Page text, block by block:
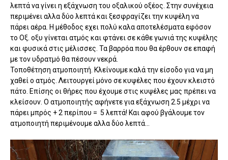
λεπτά να γίνει η εξάχνωση του οξαλικού οξέος. Στην συνέχεια
περιμένει αλλα δύο λεπτά και ξεσφραγίζει την κυψέλη να
πάρει αέρα. Η μέθοδος εχει πολύ καλα αποτελέσματα εφόσον
το Οξ. οξυ γίνεται ατμός και φτάνει σε κάθε γωνιά της κυψέλης
και φυσικά στις μέλισσες. Τα βαρρόα που θα έρθουν σε επαφή
με τον υδρατμό θα πέσουν νεκρά.
Τοποθέτηση ατμοποιητή. Κλείνουμε καλά την είσοδο για να μη
χαθεί ο ατμός. Λειτουργεί μόνο σε κυψέλες που έχουν κλειστό
πάτο. Επίσης οι θήρες που έχουμε στις κυψέλες μας πρέπει να
κλείσουν. Ο ατμοποιητής αφήνετε για εξάχνωση 2.5 μέχρι να
πάρει μπρός + 2 περίπου = 5 λεπτά! Και αφού βγάλουμε τον
ατμοποιητή περιμένουμε αλλα δύο λεπτά...